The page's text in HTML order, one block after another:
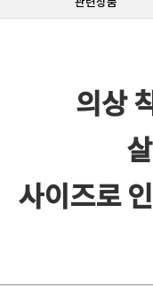
의상
사이즈로